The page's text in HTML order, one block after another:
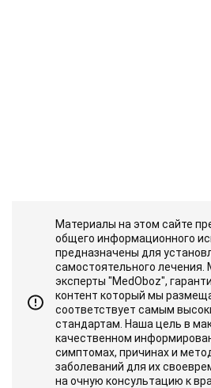
Материалы на этом сайте
общего информационного
предназначены для
самостоятельного лечения.
эксперты "MedOboz",
контент который мы
соответствует самым
стандартам. Наша цель в
качественном
симптомах, причинах и
заболеваний для их
на очную консультацию к